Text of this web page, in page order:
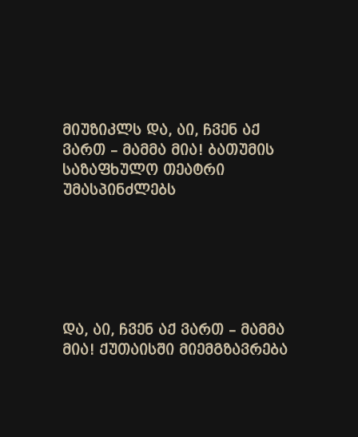
ᲛᲘᲣᲖᲘᲙᲚᲡ ᲓᲐ, ᲐᲘ, ᲩᲕᲔᲜ ᲐᲥ
ᲕᲐᲠᲗ – ᲛᲐᲛᲛᲐ ᲛᲘᲐ! ᲑᲐᲗᲣᲛᲘᲡ
ᲡᲐᲖᲐᲤᲮᲣᲚᲝ ᲗᲔᲐᲢᲠᲘ
ᲣᲛᲐᲡᲞᲘᲜᲫᲚᲔᲑᲡ
ᲓᲐ, ᲐᲘ, ᲩᲕᲔᲜ ᲐᲥ ᲕᲐᲠᲗ – ᲛᲐᲛᲛᲐ
ᲛᲘᲐ! ᲥᲣᲗᲐᲘᲡᲨᲘ ᲛᲘᲔᲛᲒᲖᲐᲕᲠᲔᲑᲐ